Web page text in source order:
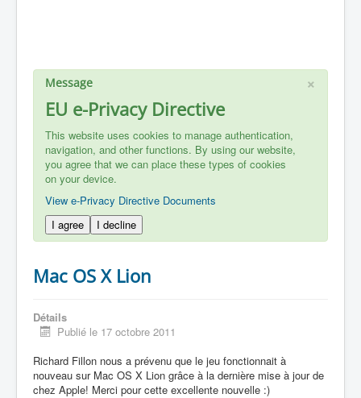
×
Message
EU e-Privacy Directive
This website uses cookies to manage authentication,
navigation, and other functions. By using our website,
you agree that we can place these types of cookies
on your device.
View e-Privacy Directive Documents
I agree
I decline
Mac OS X Lion
Détails
Publié le 17 octobre 2011
Richard Fillon nous a prévenu que le jeu fonctionnait à
nouveau sur Mac OS X Lion grâce à la dernière mise à jour de
chez Apple! Merci pour cette excellente nouvelle :)